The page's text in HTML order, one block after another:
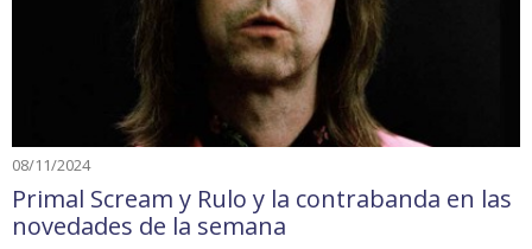
08/11/2024
Primal Scream y Rulo y la contrabanda en las
novedades de la semana